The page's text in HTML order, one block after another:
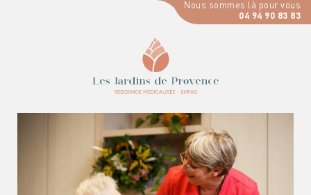
Nous sommes là pour vous
04 94 90 83 83